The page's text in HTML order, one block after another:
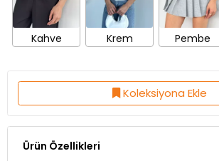
Kahve Krem Pembe
Koleksiyona Ekle
Ürün Özellikleri